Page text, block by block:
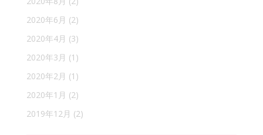
2020年6月 (2)
2020年4月 (3)
2020年3月 (1)
2020年2月 (1)
2020年1月 (2)
2019年12月 (2)